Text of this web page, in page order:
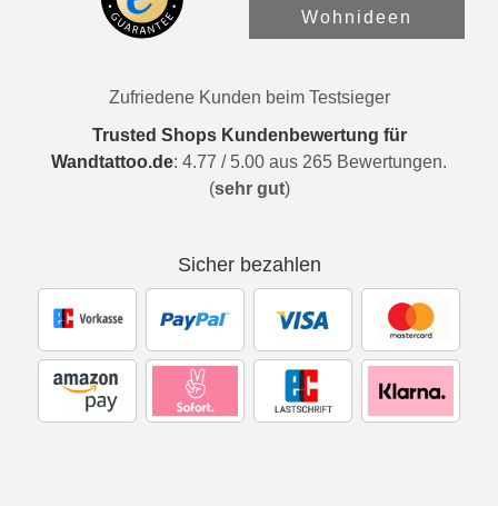
Wohnideen
Zufriedene Kunden beim Testsieger
Trusted Shops Kundenbewertung für
Wandtattoo.de: 4.77 / 5.00 aus 265 Bewertungen.
(sehr gut)
Sicher bezahlen